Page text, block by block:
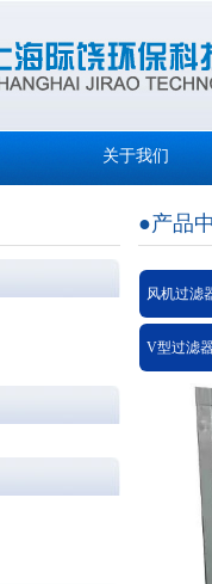
关于我们
●产品
风机过滤
V型过滤